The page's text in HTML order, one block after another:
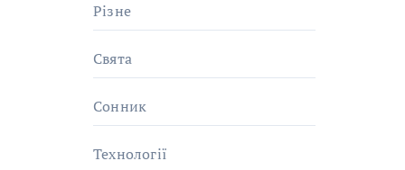
Різне
Свята
Сонник
Технології